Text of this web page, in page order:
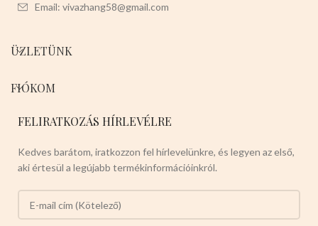
Email: vivazhang58@gmail.com
ÜZLETÜNK
FIÓKOM
FELIRATKOZÁS HÍRLEVÉLRE
Kedves barátom, iratkozzon fel hírlevelünkre, és legyen az első,
aki értesül a legújabb termékinformációinkról.